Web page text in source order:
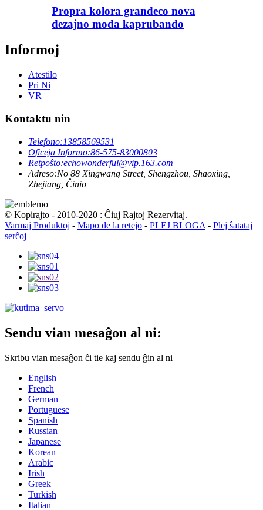
Propra kolora grandeco nova
dezajno moda kaprubando
Informoj
Atestilo
Pri Ni
VR
Kontaktu nin
Telefono:13858569531
Oficeja Informo:86-575-83000803
Retpoŝto:echowonderful@vip.163.com
Adreso:No 88 Xingwang Street, Shengzhou, Shaoxing,
Zhejiang, Ĉinio
© Kopirajto - 2010-2020 : Ĉiuj Rajtoj Rezervitaj.
Varmaj Produktoj - Mapo de la retejo - PLEJ BLOGA - Plej ŝatataj
serĉoj
Sendu vian mesaĝon al ni:
Skribu vian mesaĝon ĉi tie kaj sendu ĝin al ni
English
French
German
Portuguese
Spanish
Russian
Japanese
Korean
Arabic
Irish
Greek
Turkish
Italian